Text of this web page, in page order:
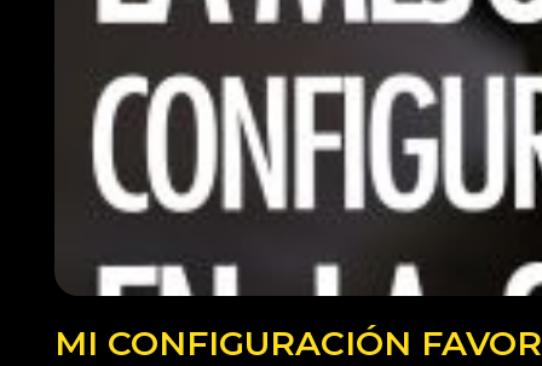
MI CONFIGURACIÓN